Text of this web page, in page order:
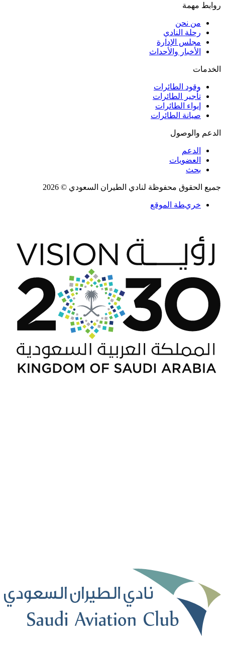
روابط مهمة
من نحن
رحلة النادي
مجلس الإدارة
الأخبار والأحداث
الخدمات
وقود الطائرات
تأجير الطائرات
إيواء الطائرات
صيانة الطائرات
الدعم والوصول
الدعم
العضويات
بحث
جميع الحقوق محفوظة لنادي الطيران السعودي © 2026
خريطة الموقع